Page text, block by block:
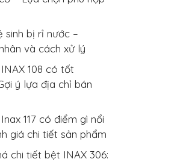
sinh bị rỉ nước –
và cách xử lý
108 có tốt
ý lựa địa chỉ bán
117 có điểm gì nổi
giá chi tiết sản phẩm
chi tiết bệt INAX 306: